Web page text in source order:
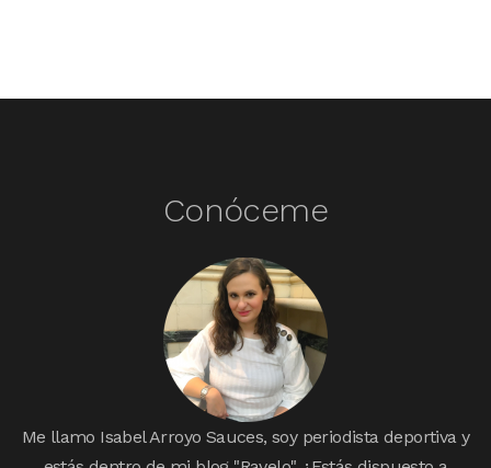
Conóceme
Me llamo Isabel Arroyo Sauces, soy periodista deportiva y